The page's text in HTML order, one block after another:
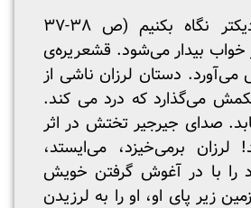
به تصویر از نزدیکتر نگاه بکنیم (ص ۳۸-۳۷
بیدار می‌شود. قشعریره‌ی
دستان لرزان ناشی از
می‌گذارد که درد می کند.
صدای جیرجیر تختش در اثر
برمی‌خیزد، می‌ایستد،
با در آغوش گرفتن خویش
زیر پای او، او را به لرزیدن